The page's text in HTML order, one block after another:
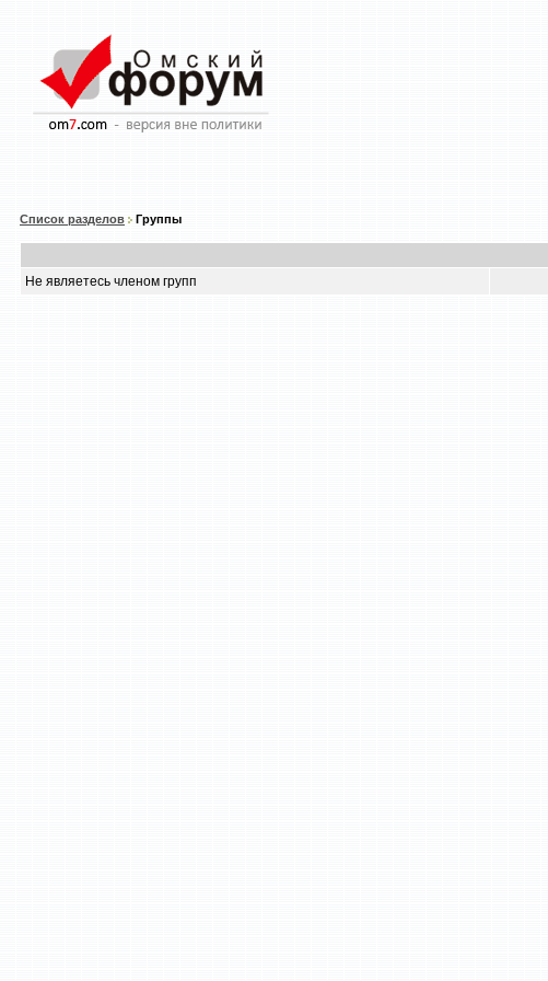
Список разделов Группы
Не являетесь членом групп